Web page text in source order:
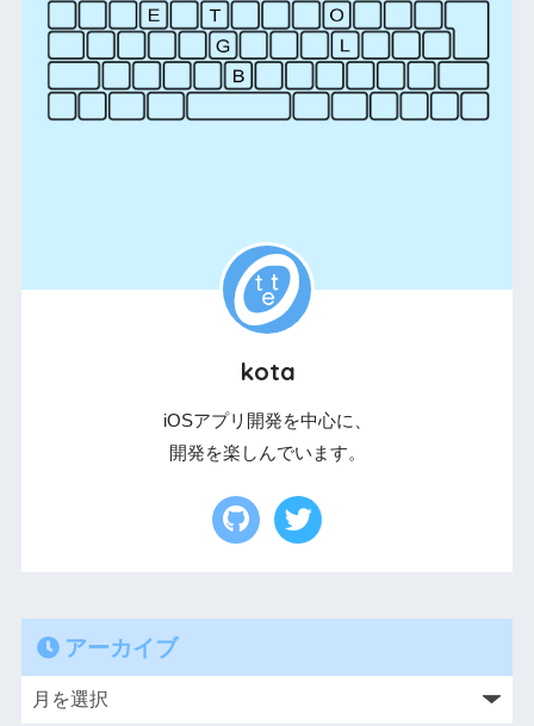
kota
iOSアプリ開発を中心に、
開発を楽しんでいます。
アーカイブ